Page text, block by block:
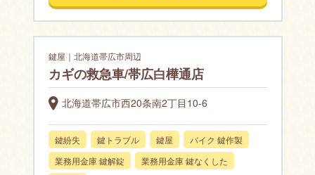
鍵屋｜北海道帯広市周辺
カギの救急車/帯広白樺通店
北海道帯広市西20条南2丁目10-6
鍵紛失 鍵トラブル 鍵屋
バイク 鍵作製
業務用金庫 鍵解錠
業務用金庫 鍵なくした